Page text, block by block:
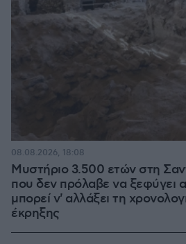
Μυστήριο 3.500 ετών στη
που δεν πρόλαβε να ξεφύγει
μπορεί ν' αλλάξει τη
έκρηξης
08.08.2026, 18:08